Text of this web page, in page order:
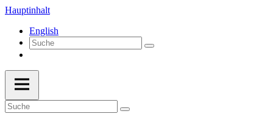
Hauptinhalt
English